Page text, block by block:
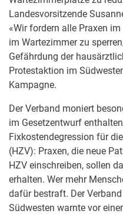
Landesvorsitzende
«Wir fordern alle Praxen
im Wartezimmer zu
Gefährdung der
Protestaktion im
Kampagne.
Der Verband moniert
im Gesetzentwurf
Fixkostendegression für
(HZV): Praxen, die neue
HZV einschreiben, sollen
erhalten. Wer mehr
dafür bestraft. Der
Südwesten warnte vor